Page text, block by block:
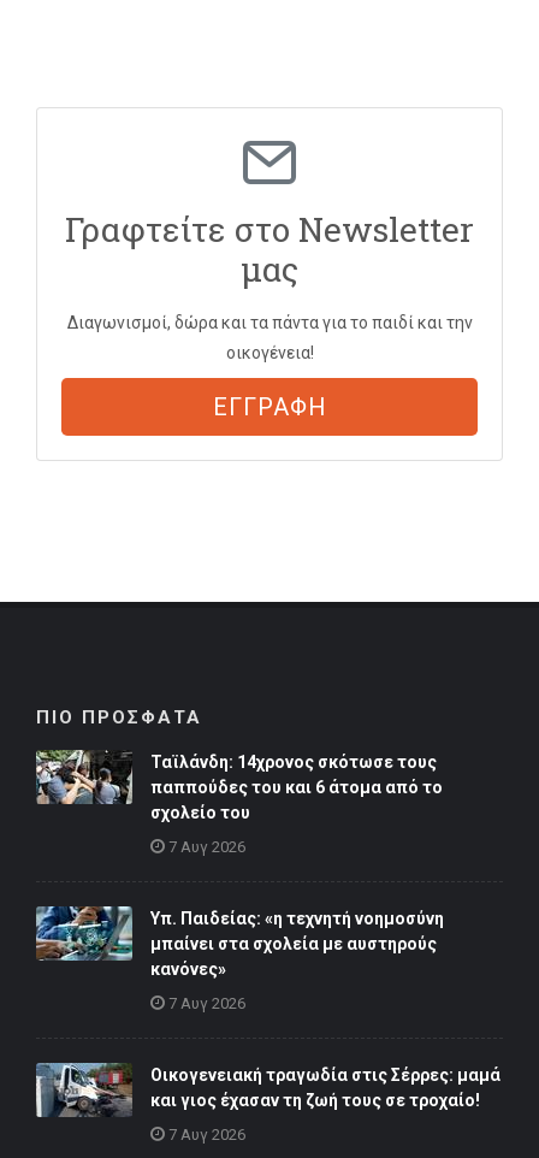
Γραφτείτε στο Newsletter
μας
Διαγωνισμοί, δώρα και τα πάντα για το παιδί και την
οικογένεια!
ΕΓΓΡΑΦΗ
ΠΙΟ ΠΡΟΣΦΑΤΑ
Ταϊλάνδη: 14χρονος σκότωσε τους
παππούδες του και 6 άτομα από το
σχολείο του
7 Αυγ 2026
Υπ. Παιδείας: «η τεχνητή νοημοσύνη
μπαίνει στα σχολεία με αυστηρούς
κανόνες»
7 Αυγ 2026
Οικογενειακή τραγωδία στις Σέρρες: μαμά
και γιος έχασαν τη ζωή τους σε τροχαίο!
7 Αυγ 2026